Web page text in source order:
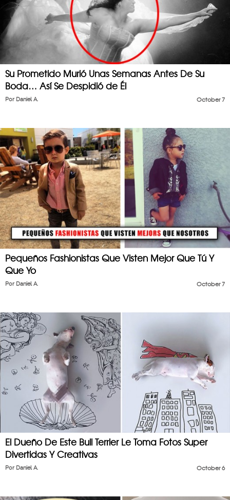
Su Prometido Murió Unas Semanas Antes De Su
Boda… Así Se Despidió de Él
October 7
Por Daniel A.
Pequeños Fashionistas Que Visten Mejor Que Tú Y
Que Yo
October 7
Por Daniel A.
El Dueño De Este Bull Terrier Le Toma Fotos Super
Divertidas Y Creativas
October 6
Por Daniel A.